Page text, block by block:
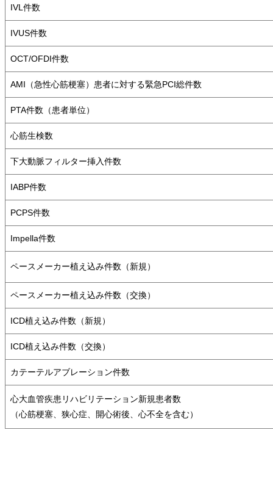
IVL件数
IVUS件数
OCT/OFDI件数
AMI（急性心筋梗塞）患者に対する緊急PCI総件数
PTA件数（患者単位）
心筋生検数
下大動脈フィルター挿入件数
IABP件数
PCPS件数
Impella件数
ペースメーカー植え込み件数（新規）
ペースメーカー植え込み件数（交換）
ICD植え込み件数（新規）
ICD植え込み件数（交換）
カテーテルアブレーション件数
心大血管疾患リハビリテーション新規患者数
（心筋梗塞、狭心症、開心術後、心不全を含む）